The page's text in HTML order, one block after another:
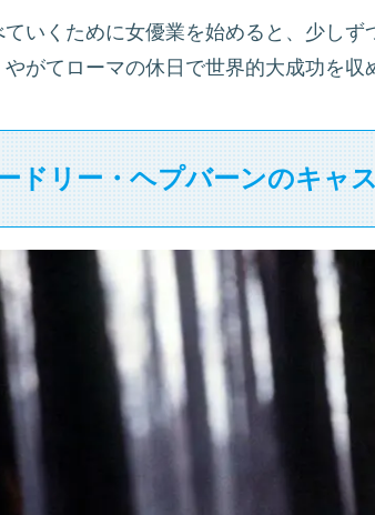
いくために女優業を始めると、少し
がてローマの休日で世界的大成功を収
ドリー・ヘプバーンのキャ